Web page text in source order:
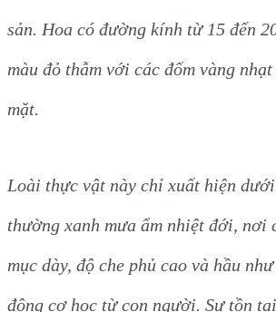
sản. Hoa có đường kính từ 15 đến
màu đỏ thẫm với các đốm vàng
mặt.
Loài thực vật này chỉ xuất hiện
thường xanh mưa ẩm nhiệt đới, nơi
mục dày, độ che phủ cao và hầu
động cơ học từ con người. Sự tồn